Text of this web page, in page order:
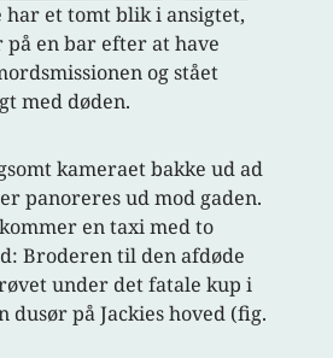
har et tomt blik i ansigtet,
på en bar efter at have
og stået
med døden.
kameraet bakke ud ad
panoreres ud mod gaden.
en taxi med to
Broderen til den afdøde
under det fatale kup i
dusør på Jackies hoved (fig.